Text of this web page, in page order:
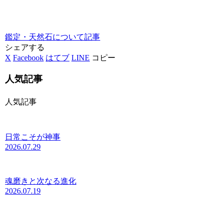
鑑定・天然石について記事
シェアする
X Facebook はてブ LINE コピー
人気記事
人気記事
日常こそが神事
2026.07.29
魂磨きと次なる進化
2026.07.19